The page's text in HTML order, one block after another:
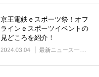
京王電鉄ｅスポーツ祭！オフ
ラインｅスポーツイベントの
見どころを紹介！
2024.03.04 最新ニュース一覧